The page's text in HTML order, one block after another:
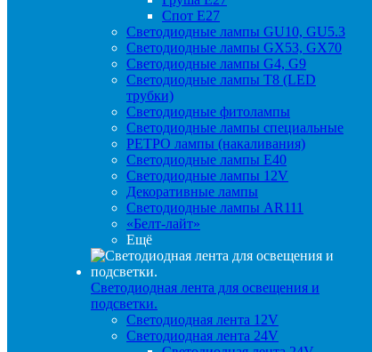
Спот Е27
Светодиодные лампы GU10, GU5.3
Светодиодные лампы GX53, GX70
Светодиодные лампы G4, G9
Светодиодные лампы Т8 (LED
трубки)
Светодиодные фитолампы
Светодиодные лампы специальные
РЕТРО лампы (накаливания)
Светодиодные лампы E40
Светодиодные лампы 12V
Декоративные лампы
Светодиодные лампы AR111
«Белт-лайт»
Ещё
Светодиодная лента для освещения и
подсветки.
Светодиодная лента 12V
Светодиодная лента 24V